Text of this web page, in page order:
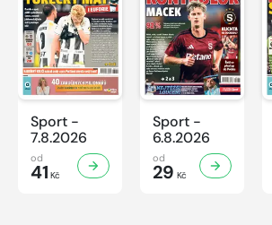
Sport -
7.8.2026
od
41 Kč
Sport -
6.8.2026
od
29 Kč